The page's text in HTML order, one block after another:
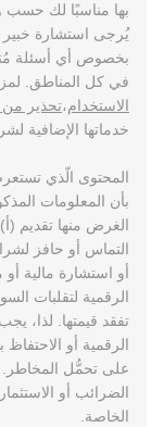
بها مناسبًا لك حسب
يُرجى استشارة خبير
بخصوص أي أسئلة
في كل المناطق.
الاستخدام،تحذير من
خدماتها الإضافية
المحتوى الّذي
بأن المعلومات
الغرض منها تقديم
التماس أو حافز
أو استشارة مالية
الرقمية لتقلبات
تفقد قيمتها. لذا،
الرقمية أو
على تحمُّل المخاطر.
الضرائب أو
الخاصة.